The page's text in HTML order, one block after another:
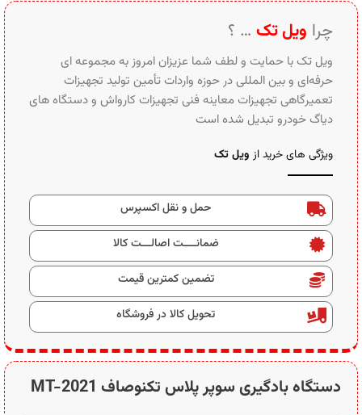
دستگاه بادگیری سوپر پلاس تکنوصاف MT-2021
چرا ویل تک … ؟
ویل تک با حمایت و لطف شما عزیزان امروز به مجموعه ای
حرفه‌ای و بین‌ المللی در حوزه واردات تأمین تولید تجهیزات
تعمیرگاهی تجهیزات معاینه فنی تجهیزات کارواش و دستگاه های
دیاگ خودرو تبدیل شده است
ویژگی های خرید از ویل تک
حمل و نقل اکسپرس
ضمانــــت اصالـــت کالا
تضمین کمترین قیمت
تحویل کالا در فروشگاه